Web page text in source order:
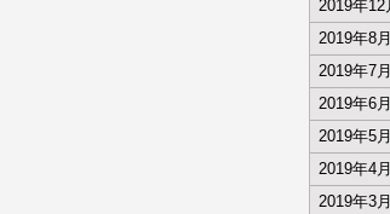
2019年12
2019年8月
2019年7月
2019年6月
2019年5月
2019年4月
2019年3月